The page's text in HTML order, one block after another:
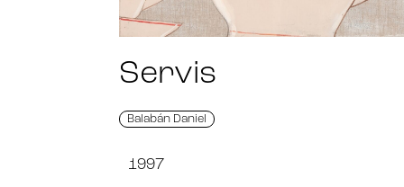
Servis
Balabán Daniel
1997